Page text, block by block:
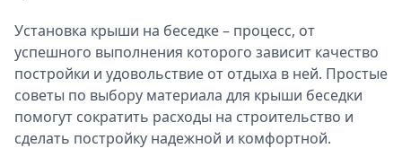
Установка крыши на беседке – процесс, от
успешного выполнения которого зависит качество
постройки и удовольствие от отдыха в ней. Простые
советы по выбору материала для крыши беседки
помогут сократить расходы на строительство и
сделать постройку надежной и комфортной.